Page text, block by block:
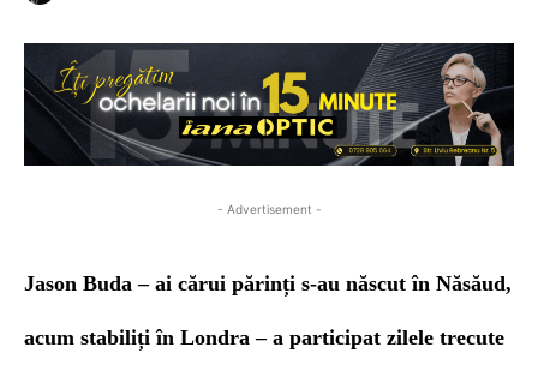
- Advertisement -
Jason Buda – ai cărui părinți s-au născut în Năsăud,
acum stabiliți în Londra – a participat zilele trecute